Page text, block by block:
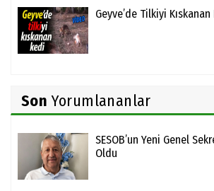
Geyve’de Tilkiyi
Son Yorumlananlar
SESOB’un Yeni Genel
Oldu